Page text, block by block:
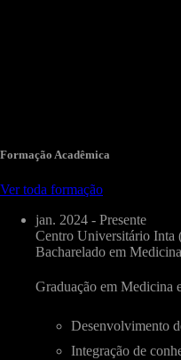
Formação Acadêmica
Ver toda formação
jan. 2024 - Presente
Centro Universitário
Bacharelado em Medicina
Graduação em Medicina
Desenvolvimento
Integração de